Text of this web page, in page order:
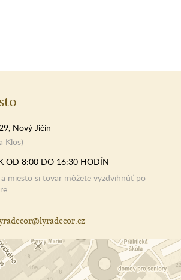
Nový Jičín
Klos)
OD 8:00 DO 16:30 HODÍN
miesto si tovar môžete vyzdvihnúť po